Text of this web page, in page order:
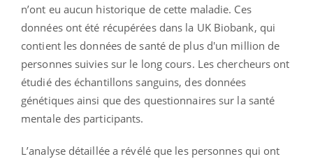
n’ont eu aucun historique de cette maladie. Ces
données ont été récupérées dans la UK Biobank, qui
contient les données de santé de plus d'un million de
personnes suivies sur le long cours. Les chercheurs ont
étudié des échantillons sanguins, des données
génétiques ainsi que des questionnaires sur la santé
mentale des participants.
L’analyse détaillée a révélé que les personnes qui ont